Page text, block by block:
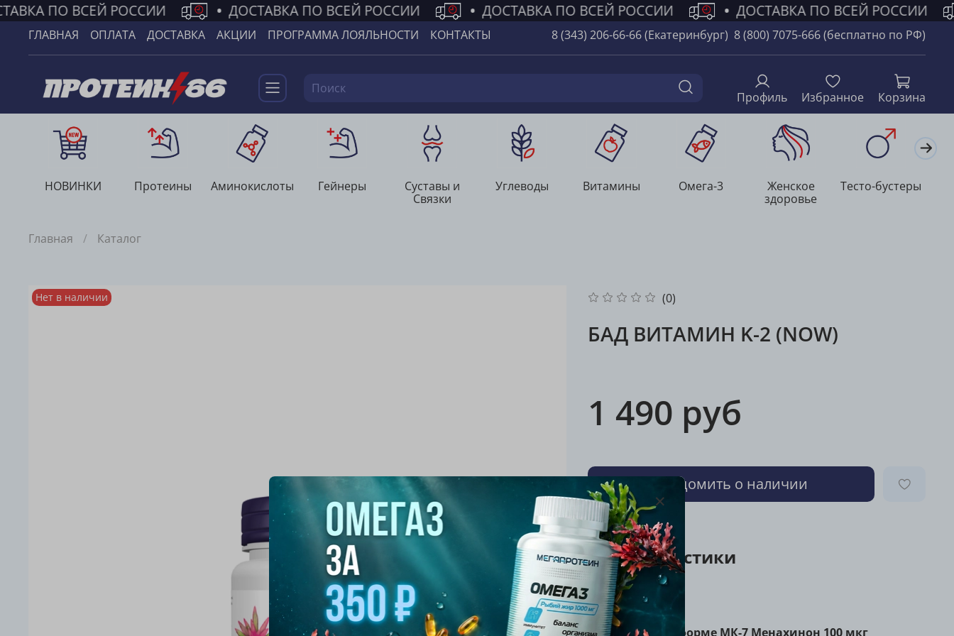
ПО ВСЕЙ РОССИИ • ДОСТАВКА ПО ВСЕЙ РОССИИ • ДОСТАВКА ПО ВСЕЙ РОССИИ • ДОСТАВКА ПО ВСЕЙ РОССИИ
ГЛАВНАЯ ОПЛАТА ДОСТАВКА АКЦИИ ПРОГРАММА ЛОЯЛЬНОСТИ КОНТАКТЫ 8 (343) 206-66-66 (Екатеринбург) 8 (800) 7075-666 (бесплатно по РФ)
Профиль Избранное Корзина
НОВИНКИ Протеины Аминокислоты Гейнеры
Суставы и
Связки
Углеводы Витамины Омега-3
Женское
здоровье
Тесто-бустеры
Главная Каталог
Нет в наличии (0)
БАД ВИТАМИН K-2 (NOW)
1 490 руб
Уведомить о наличии
Характеристики
Бренд
Now
Витамин К-2 в форме МК-7 Менахинон 100 мкг